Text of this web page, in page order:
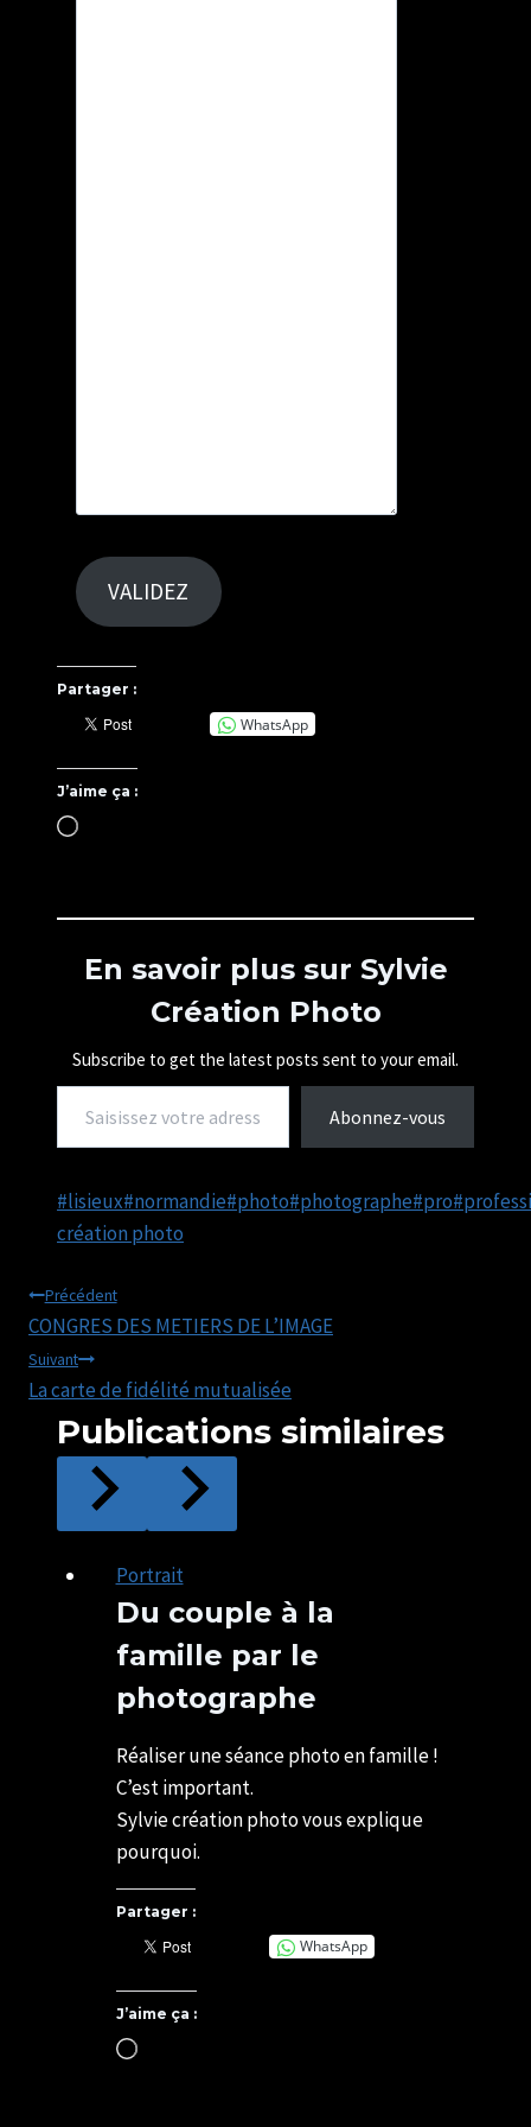
VALIDEZ
Partager :
WhatsApp
J’aime ça :
C
g
m
…
En savoir plus sur Sylvie
Création Photo
Subscribe to get the latest posts sent to your email.
Saisissez votre adresse e-mail…
Abonnez-vous
Étiquettes
de
publication :
#lisieux#normandie#photo#photographe#pro#
création photo
Navigation
de
l’article
Précédent
CONGRES DES METIERS DE L’IMAGE
Suivant
La carte de fidélité mutualisée
Publications similaires
Portrait
Du couple à la
famille par le
photographe
CHATELAIS
Réaliser une séance photo en famille !
C’est important.
Sylvie création photo vous explique
pourquoi.
Partager :
WhatsApp
J’aime ça :
Chargement…